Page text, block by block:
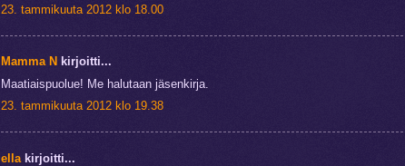
23. tammikuuta 2012 klo 18.00
Mamma N kirjoitti...
Maatiaispuolue! Me halutaan jäsenkirja.
23. tammikuuta 2012 klo 19.38
ella kirjoitti...